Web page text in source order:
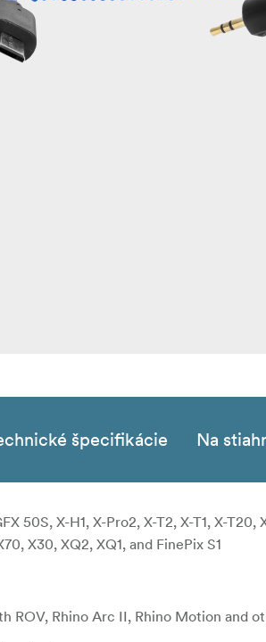
špecifikácie Na
50S, X-H1, X-Pro2, X-T2, X-T1, X-T20,
X30, XQ2, XQ1, and FinePix S1
ROV, Rhino Arc II, Rhino Motion and